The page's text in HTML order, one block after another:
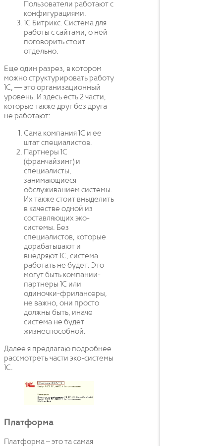
Пользователи работают с
конфигурациями.
1С Битрикс. Система для
работы с сайтами, о ней
поговорить стоит
отдельно.
Еще один разрез, в котором
можно структурировать работу
1С, — это организационный
уровень. И здесь есть 2 части,
которые также друг без друга
не работают:
Сама компания 1С и ее
штат специалистов.
Партнеры 1С
(франчайзинг) и
специалисты,
занимающиеся
обслуживанием системы.
Их также стоит вныделить
в качестве одной из
составляющих эко-
системы. Без
специалистов, которые
дорабатывают и
внедряют 1С, система
работать не будет. Это
могут быть компании-
партнеры 1С или
одиночки-фрилансеры,
не важно, они просто
должны быть, иначе
система не будет
жизнеспособной.
Далее я предлагаю подробнее
рассмотреть части эко-системы
1С.
Платформа
Платформа – это та самая